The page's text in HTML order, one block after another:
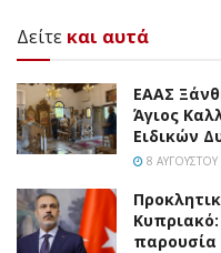
Δείτε και αυτά
EAAΣ
Άγιος
Ειδικών
8 ΑΥΓΟΎΣΤΟΥ
παρουσία